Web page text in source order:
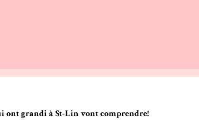
ont grandi à St-Lin vont comprendre!